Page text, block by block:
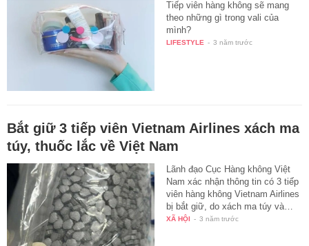
Tiếp viên hàng không sẽ mang
theo những gì trong vali của
mình?
LIFESTYLE - 3 năm trước
Bắt giữ 3 tiếp viên Vietnam Airlines xách ma
túy, thuốc lắc về Việt Nam
Lãnh đạo Cục Hàng không Việt
Nam xác nhận thông tin có 3 tiếp
viên hàng không Vietnam Airlines
bị bắt giữ, do xách ma túy và…
XÃ HỘI - 3 năm trước